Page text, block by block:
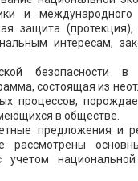
и международного
защита (протекция),
интересам,
безопасности
состоящая из
процессов,
в обществе.
предложения и